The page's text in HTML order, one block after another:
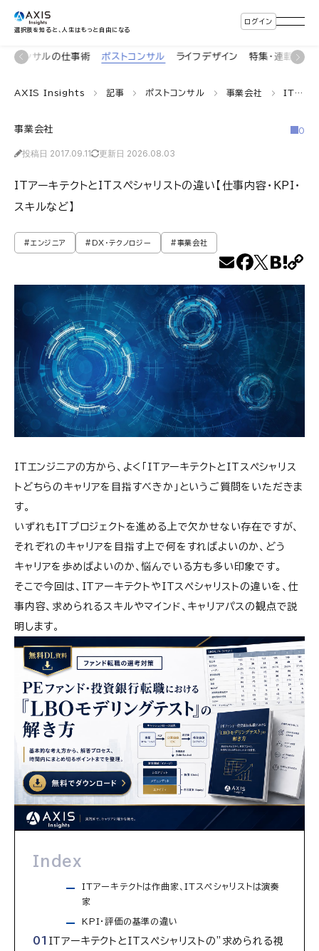
選択肢を知ると、人生はもっと自由になる
ログイン
コンサルの仕事術 ポストコンサル ライフデザイン 特集・連載 イ
AXIS Insights 記事 ポストコンサル 事業会社 ITアーキテクトとITスペシャリストの違い【仕事内容・KPI・スキルなど】
事業会社
投稿日 2017.09.11 更新日 2026.08.03
0
ITアーキテクトとITスペシャリストの違い【仕事内容・KPI・
スキルなど】
#エンジニア #DX・テクノロジー #事業会社
ITエンジニアの方から、よく「ITアーキテクトとITスペシャリス
トどちらのキャリアを目指すべきか」というご質問をいただきま
す。
いずれもITプロジェクトを進める上で欠かせない存在ですが、
それぞれのキャリアを目指す上で何をすればよいのか、どう
キャリアを歩めばよいのか、悩んでいる方も多い印象です。
そこで今回は、ITアーキテクトやITスペシャリストの違いを、仕
事内容、求められるスキルやマインド、キャリアパスの観点で説
明します。
Index
ITアーキテクトは作曲家、ITスペシャリストは演奏
家
KPI・評価の基準の違い
ITアーキテクトとITスペシャリストの”求められる視